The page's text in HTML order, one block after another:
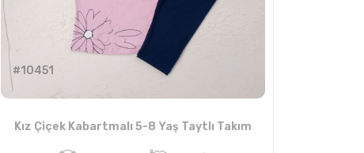
#10451
Kız Çiçek Kabartmalı 5-8 Yaş Taytlı Takım